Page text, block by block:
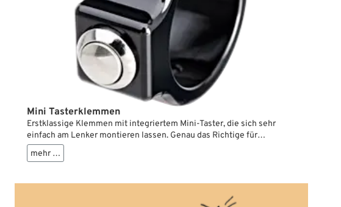
Mini Tasterklemmen
Erstklassige Klemmen mit integriertem Mini-Taster, die sich sehr
einfach am Lenker montieren lassen. Genau das Richtige für
Customizer, die minimalistische Armaturen wollen. Die Klemmen
selbst sind aus Billet-Alu CNC-gefräst, die Schalter bestehen aus
mehr …